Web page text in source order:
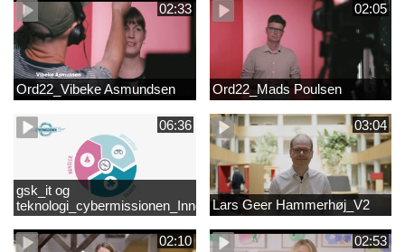
02:33
Ord22_Vibeke Asmundsen
02:05
Ord22_Mads Poulsen
06:36
gsk_it og
teknologi_cybermissionen_Innovationscirklen
03:04
Lars Geer Hammerhøj_V2
02:10 02:53